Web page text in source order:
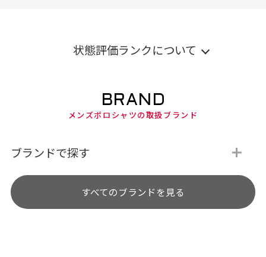
状態評価ランクについて
BRAND
メンズポロシャツの取扱ブランド
ブランドで探す
すべてのブランドを見る